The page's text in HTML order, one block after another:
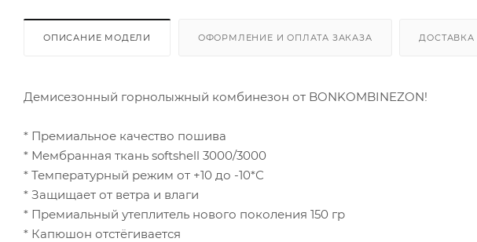
ОПИСАНИЕ МОДЕЛИ ОФОРМЛЕНИЕ И ОПЛАТА ЗАКАЗА ДОСТАВКА
Демисезонный горнолыжный комбинезон от BONKOMBINEZON!
* Премиальное качество пошива
* Мембранная ткань softshell 3000/3000
* Температурный режим от +10 до -10*С
* Защищает от ветра и влаги
* Премиальный утеплитель нового поколения 150 гр
* Капюшон отстёгивается